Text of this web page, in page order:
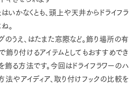
いかなくとも、頭上や天井からドライフラ
。
のうえ、はたまた窓際など。飾り場所の有
飾り付けるアイテムとしてもおすすめでき
飾る方法です。今回はドライフラワーのハ
やアイディア、取り付けフックの比較を